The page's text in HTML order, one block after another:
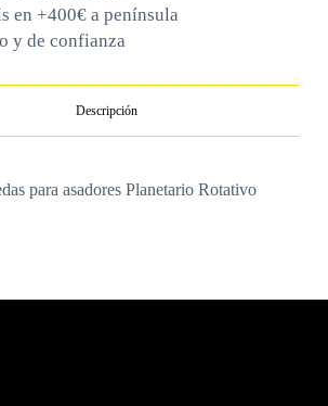
en +400€ a península
y de confianza
Descripción
para asadores Planetario Rotativo